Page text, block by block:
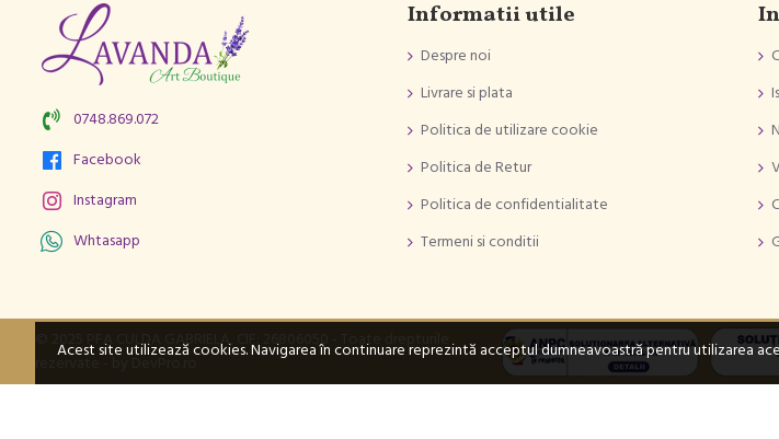
0748.869.072
Facebook
Instagram
Whtasapp
Informatii utile
Despre noi
Livrare si plata
Politica de utilizare cookie
Politica de Retur
Politica de confidentialitate
Termeni si conditii
© 2025 PFA CULDA GABRIELA, CIF: 26806050 - Toate drepturile
Acest site utilizează cookies. Navigarea în continuare reprezintă acceptul dumneavoastră pentru utilizarea